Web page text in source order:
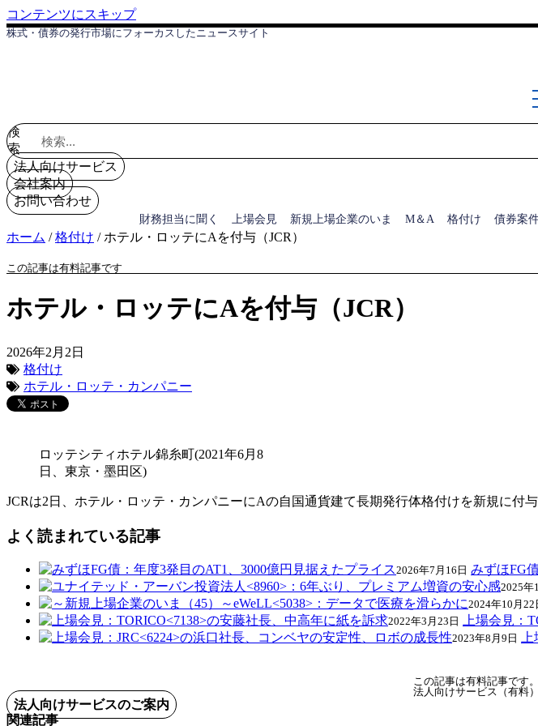
コンテンツにスキップ
株式・債券の発行市場にフォーカスしたニュースサイト
検
索
法人向けサービス
会社案内
お問い合わせ
財務担当に聞く 上場会見 新規上場企業のいま M＆A 格付け 債券案
ホーム /格付け / ホテル・ロッテにAを付与（JCR）
この記事は有料記事です
ホテル・ロッテにAを付与（JCR）
2026年2月2日
格付け
ホテル・ロッテ・カンパニー
ロッテシティホテル錦糸町(2021年6月8
日、東京・墨田区)
JCRは2日、ホテル・ロッテ・カンパニーにAの自国通貨建て長期発行体格付けを新規に付
よく読まれている記事
2026年7月16日 みずほFG
2025年
2024年10月22
2022年3月23日 上場会見：
2023年8月9日
この記事は有料記事です
法人向けサービス（有料
法人向けサービスのご案内
関連記事